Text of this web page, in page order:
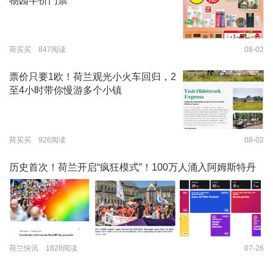
荷买买 847阅读 08-02
票价只要1欧！荷兰观光小火车回归，2
至4小时带你慢游多个小镇
荷买买 926阅读 08-02
历史首次！荷兰开启“疯狂模式”！100万人涌入阿姆斯特丹
荷兰快讯 1828阅读 07-26